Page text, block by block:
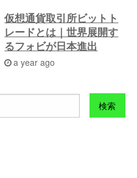
仮想通貨取引所ビットト
レードとは｜世界展開す
るフォビが日本進出
a year ago